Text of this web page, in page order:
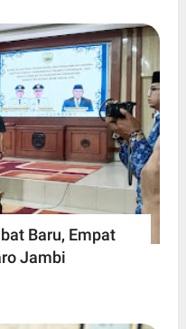
Baru, Empat
Jambi